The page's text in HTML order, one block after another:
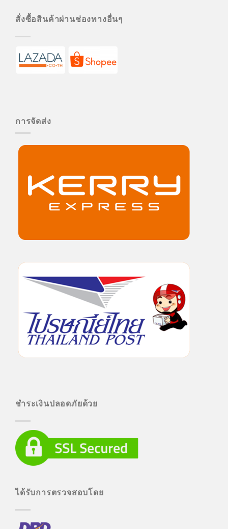
สั่งซื้อสินค้าผ่านช่องทางอื่นๆ
การจัดส่ง
ชำระเงินปลอดภัยด้วย
ได้รับการตรวจสอบโดย